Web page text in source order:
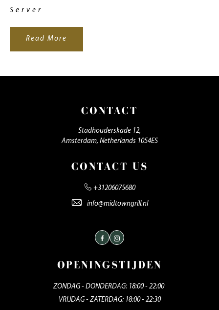
Server
Read More
CONTACT
Stadhouderskade 12,
Amsterdam, Netherlands 1054ES
CONTACT US
+31206075680
info@midtowngrill.nl
FacebookInstagram
OPENINGSTIJDEN
ZONDAG - DONDERDAG: 18:00 - 22:00
VRIJDAG - ZATERDAG: 18:00 - 22:30